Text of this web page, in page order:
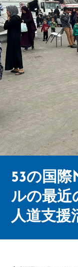
53の国
ルの最近
人道支援